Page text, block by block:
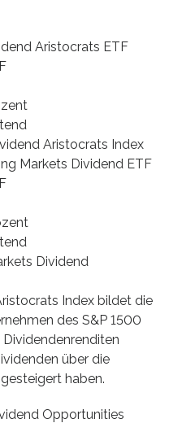
Aristocrats ETF
Aristocrats Index
Markets Dividend ETF
Dividend
Index bildet die
des S&P 1500
über die
haben.
Opportunities